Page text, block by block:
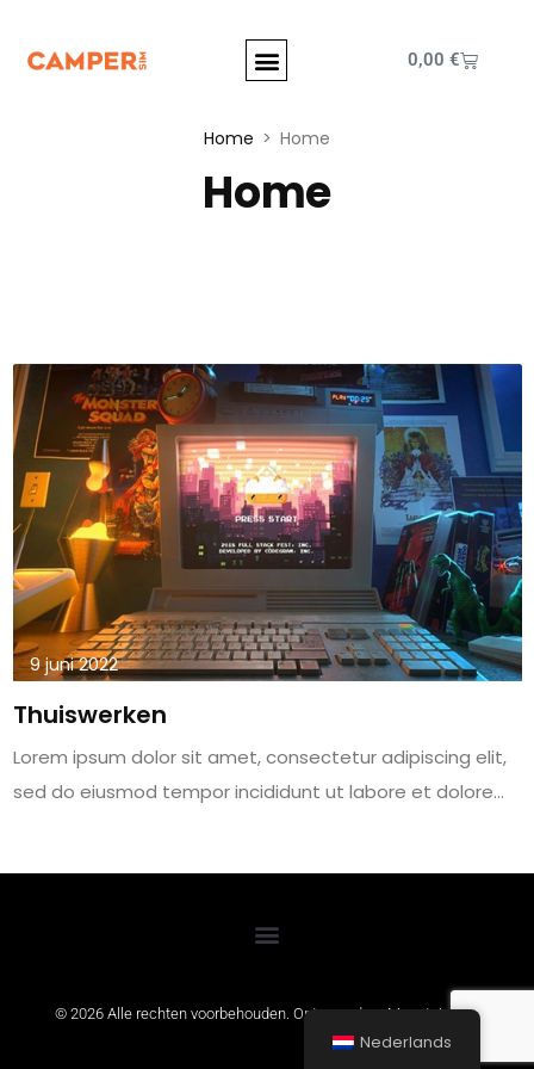
0,00 €
Home Home
Home
9 juni 2022
Thuiswerken
Lorem ipsum dolor sit amet, consectetur adipiscing elit,
sed do eiusmod tempor incididunt ut labore et dolore...
© 2026 Alle rechten voorbehouden. Ontwerp doorMountainSEO
Nederlands